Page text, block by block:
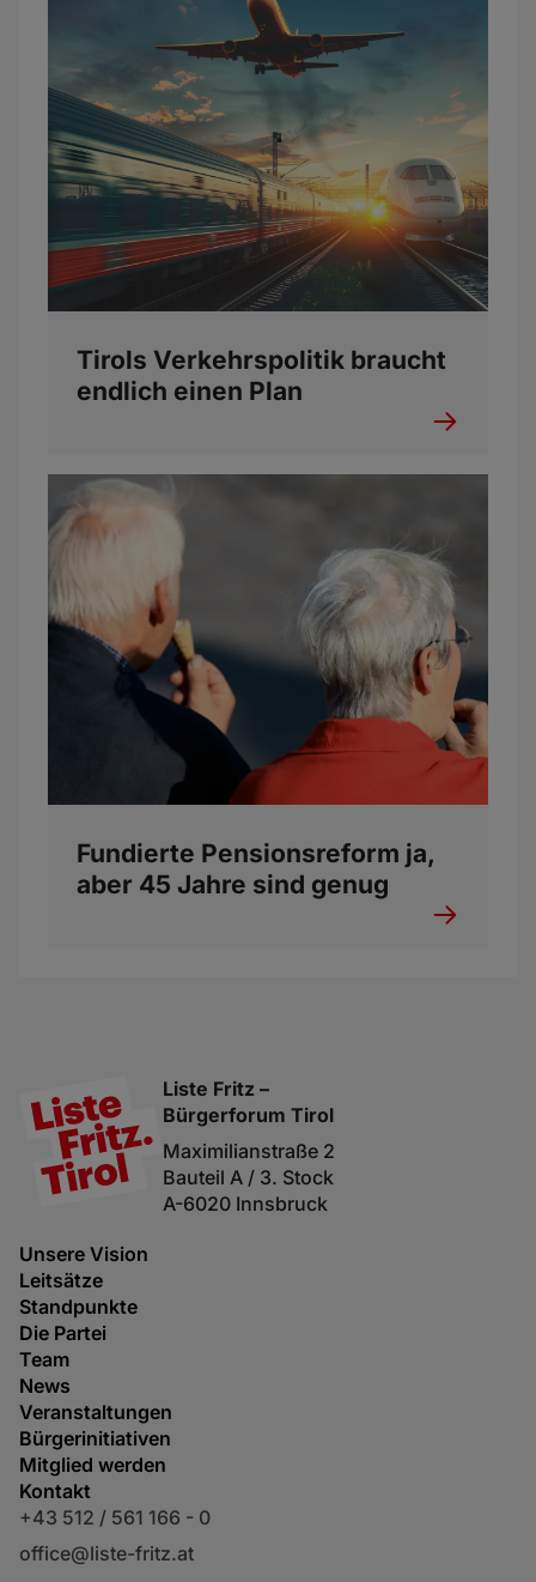
Tirols Verkehrspolitik braucht
endlich einen Plan
Fundierte Pensionsreform ja,
aber 45 Jahre sind genug
Liste Fritz –
Bürgerforum Tirol
Maximilianstraße 2
Bauteil A / 3. Stock
A-6020 Innsbruck
Unsere Vision
Leitsätze
Standpunkte
Die Partei
Team
News
Veranstaltungen
Bürgerinitiativen
Mitglied werden
Kontakt
+43 512 / 561 166 - 0
office@liste-fritz.at